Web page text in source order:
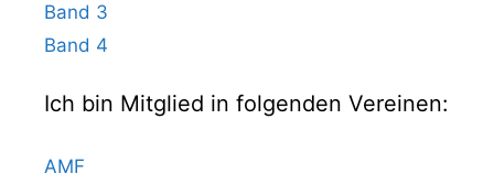
Band 3
Band 4
Ich bin Mitglied in folgenden Vereinen:
AMF